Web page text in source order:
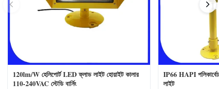
120lm/W হেলিপোর্ট LED ফ্লাড লাইট হোয়াইট কালার
110-240VAC স্টেডি বার্নিং
IP66 HAPI
লাইট